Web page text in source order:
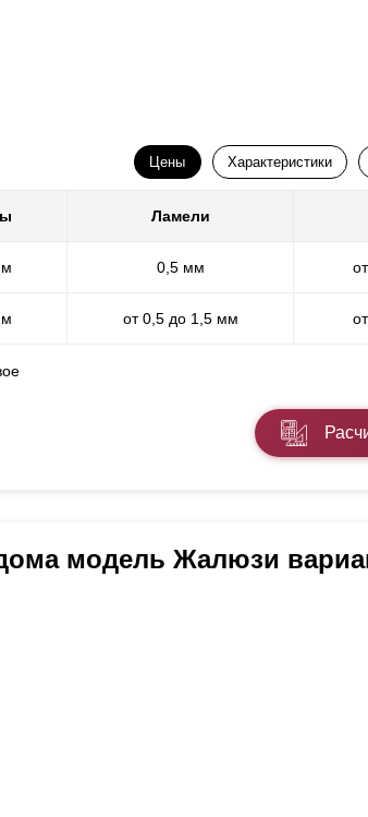
Цены Характеристики
Ламели
0,5 мм
от 0,5 до 1,5 мм
модель Жалюзи